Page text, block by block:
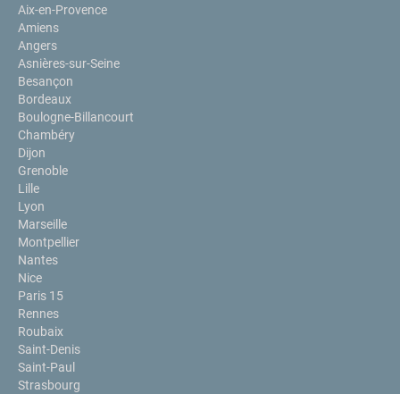
Aix-en-Provence
Amiens
Angers
Asnières-sur-Seine
Besançon
Bordeaux
Boulogne-Billancourt
Chambéry
Dijon
Grenoble
Lille
Lyon
Marseille
Montpellier
Nantes
Nice
Paris 15
Rennes
Roubaix
Saint-Denis
Saint-Paul
Strasbourg